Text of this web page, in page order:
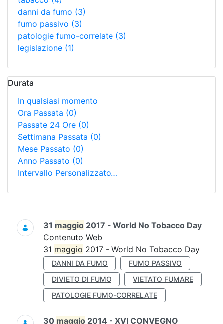
danni da fumo (3)
fumo passivo (3)
patologie fumo-correlate (3)
legislazione (1)
Durata
In qualsiasi momento
Ora Passata (0)
Passate 24 Ore (0)
Settimana Passata (0)
Mese Passato (0)
Anno Passato (0)
Intervallo Personalizzato…
Ricerca
31 maggio 2017 - World No Tobacco Day
Contenuto Web
31 maggio 2017 - World No Tobacco Day
DANNI DA FUMO
FUMO PASSIVO
DIVIETO DI FUMO
VIETATO FUMARE
PATOLOGIE FUMO-CORRELATE
30 maggio 2014 - XVI CONVEGNO